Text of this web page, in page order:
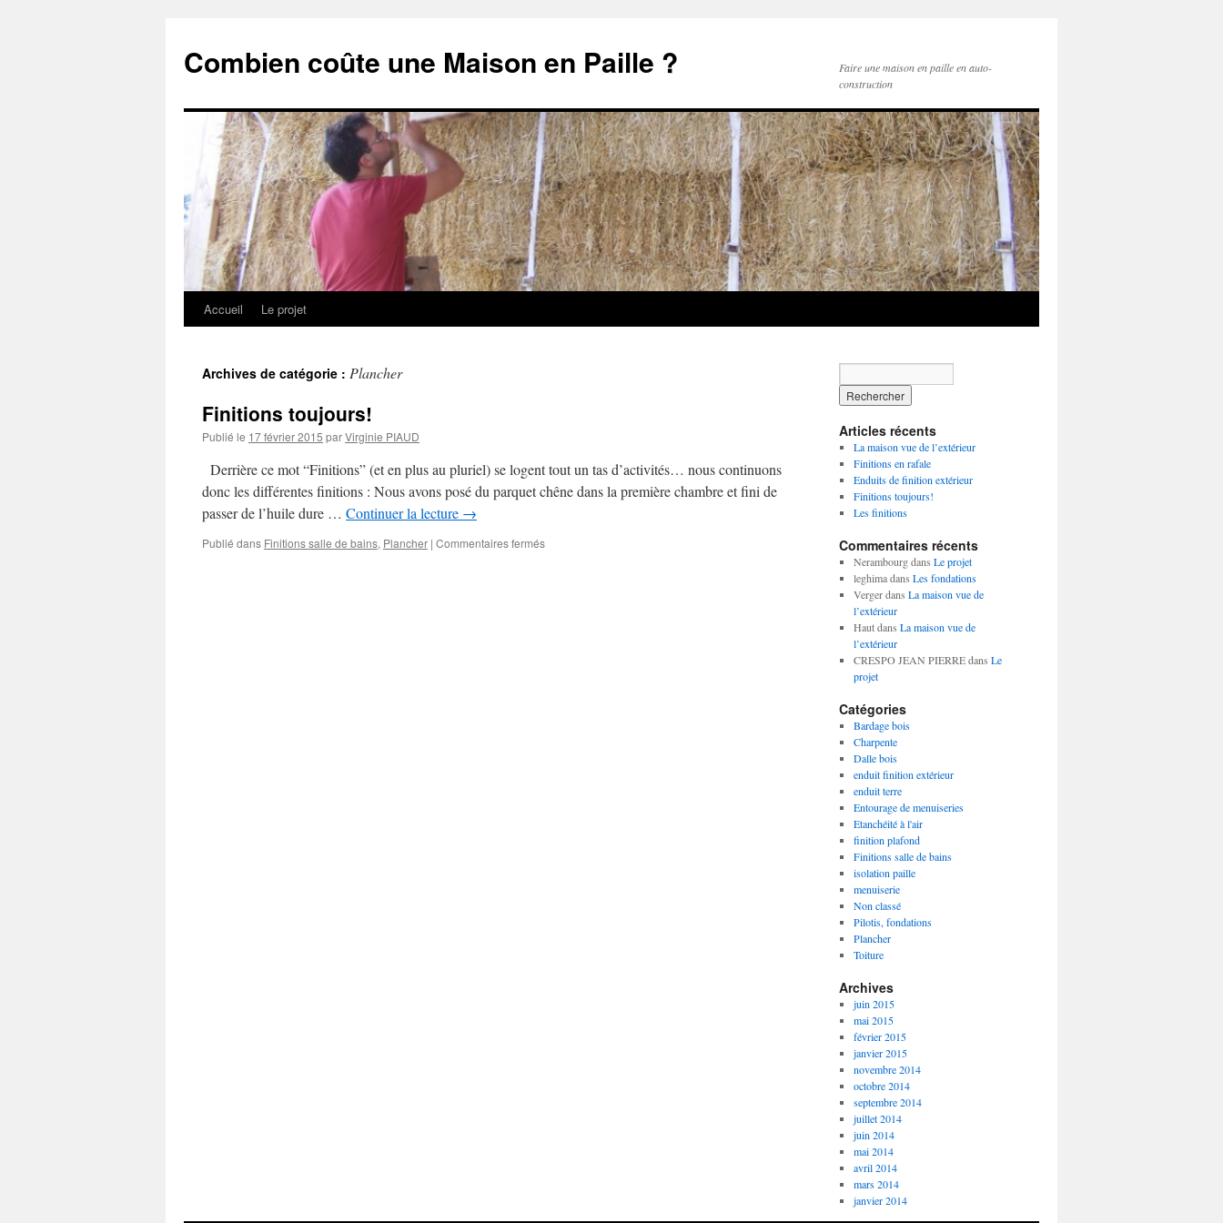
Combien coûte une Maison en Paille ?
Faire une maison en paille en auto-
construction
Aller
contenu
Accueil Le projet
Archives de catégorie : Plancher
Finitions toujours!
Publié le 17 février 2015 parVirginie PIAUD
Derrière ce mot “Finitions” (et en plus au pluriel) se logent tout un tas d’activités… nous continuons
donc les différentes finitions : Nous avons posé du parquet chêne dans la première chambre et fini de
passer de l’huile dure … Continuer la lecture →
Publié dans Finitions salle de bains, Plancher | Commentaires ferméssur
Articles récents
La maison vue de l’extérieur
Finitions en rafale
Enduits de finition extérieur
Finitions toujours!
Les finitions
Commentaires récents
Nerambourgdans Le projet
leghimadans Les fondations
Vergerdans La maison vue de
l’extérieur
Hautdans La maison vue de
l’extérieur
CRESPO JEAN PIERREdans Le
projet
Catégories
Bardage bois
Charpente
Dalle bois
enduit finition extérieur
enduit terre
Entourage de menuiseries
Etanchéité à l'air
finition plafond
Finitions salle de bains
isolation paille
menuiserie
Non classé
Pilotis, fondations
Plancher
Toiture
Archives
juin 2015
mai 2015
février 2015
janvier 2015
novembre 2014
octobre 2014
septembre 2014
juillet 2014
juin 2014
mai 2014
avril 2014
mars 2014
janvier 2014